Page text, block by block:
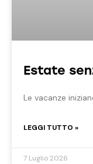
Estate
Le vacanze
LEGGI TUTTO »
7 Luglio 2026